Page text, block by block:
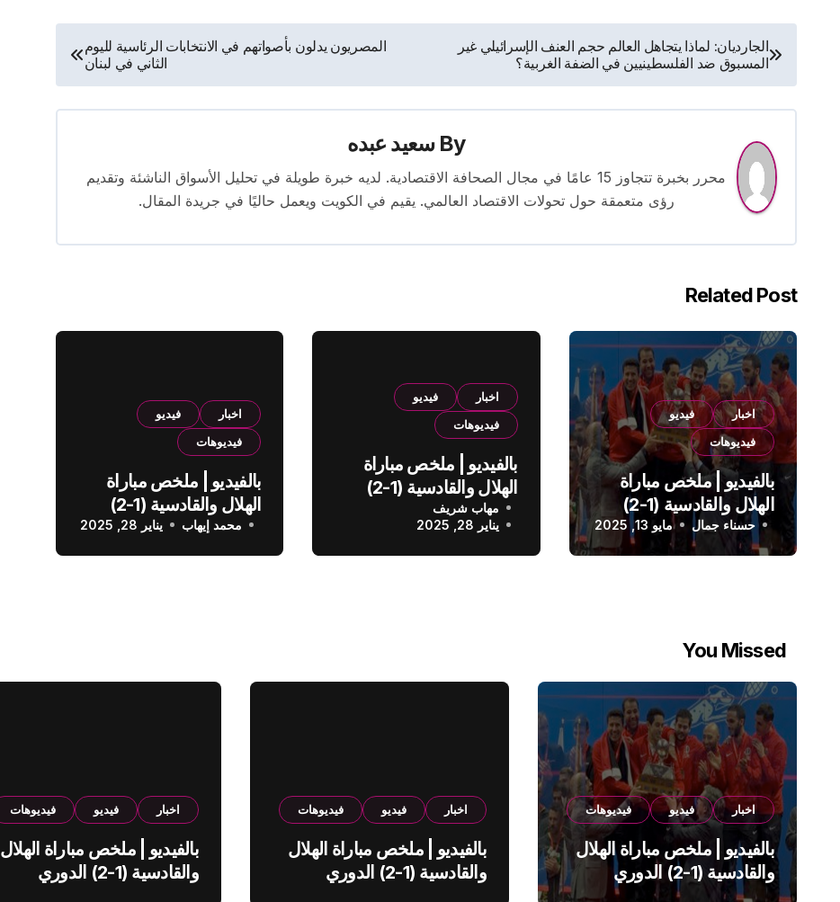
تصفّح
المقالات
الجارديان: لماذا يتجاهل العالم حجم العنف الإسرائيلي غير
المسبوق ضد الفلسطينيين في الضفة الغربية؟
المصريون يدلون بأصواتهم في الانتخابات الرئاسية لليوم
الثاني في لبنان
By سعيد عبده
محرر بخبرة تتجاوز 15 عامًا في مجال الصحافة الاقتصادية. لديه خبرة طويلة في تحليل الأسواق الناشئة وتقديم
رؤى متعمقة حول تحولات الاقتصاد العالمي. يقيم في الكويت ويعمل حاليًا في جريدة المقال.
Related Post
اخبار
فيديو
فيديوهات
بالفيديو | ملخص مباراة
الهلال والقادسية (1-2)
الدوري السعودي
حسناء جمال مايو 13, 2025
اخبار
فيديو
فيديوهات
بالفيديو | ملخص مباراة
الهلال والقادسية (1-2)
الدوري السعودي
مهاب شريف
يناير 28, 2025
اخبار
فيديو
فيديوهات
بالفيديو | ملخص مباراة
الهلال والقادسية (1-2)
الدوري السعودي
محمد إيهاب يناير 28, 2025
You Missed
اخبار فيديو فيديوهات
بالفيديو | ملخص مباراة الهلال
والقادسية (1-2) الدوري
السعودي
اخبار فيديو فيديوهات
بالفيديو | ملخص مباراة الهلال
والقادسية (1-2) الدوري
اخبار فيديو فيديوهات
بالفيديو | ملخص مباراة الهلال
والقادسية (1-2) الدوري